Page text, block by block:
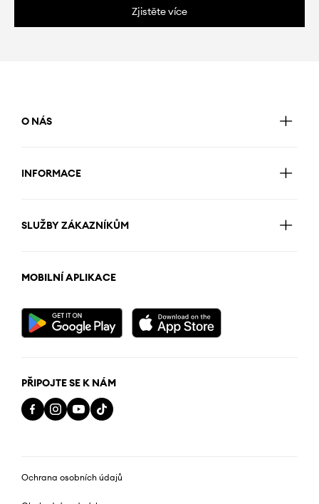
Zjistěte více
O NÁS
INFORMACE
SLUŽBY ZÁKAZNÍKŮM
MOBILNÍ APLIKACE
PŘIPOJTE SE K NÁM
Ochrana osobních údajů